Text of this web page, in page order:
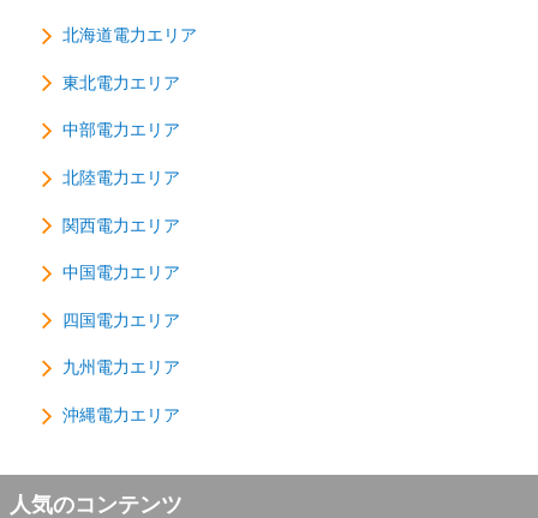
北海道電力エリア
東北電力エリア
中部電力エリア
北陸電力エリア
関西電力エリア
中国電力エリア
四国電力エリア
九州電力エリア
沖縄電力エリア
人気のコンテンツ